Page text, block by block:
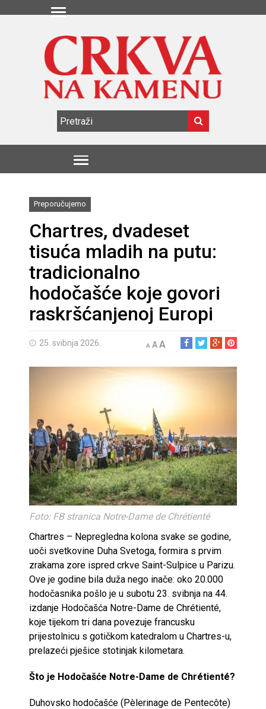
Preporučujemo
Chartres, dvadeset
tisuća mladih na putu:
tradicionalno
hodočašće koje govori
raskršćanjenoj Europi
25. svibnja 2026. A AA
Foto: FB stranica Notre-Dame de Chrétienté
Chartres – Nepregledna kolona svake se godine,
uoči svetkovine Duha Svetoga, formira s prvim
zrakama zore ispred crkve Saint-Sulpice u Parizu.
Ove je godine bila duža nego inače: oko 20.000
hodočasnika pošlo je u subotu 23. svibnja na 44.
izdanje Hodočašća Notre-Dame de Chrétienté,
koje tijekom tri dana povezuje francusku
prijestolnicu s gotičkom katedralom u Chartres-u,
prelazeći pješice stotinjak kilometara.
Što je Hodočašće Notre-Dame de Chrétienté?
Duhovsko hodočašće (Pèlerinage de Pentecôte)